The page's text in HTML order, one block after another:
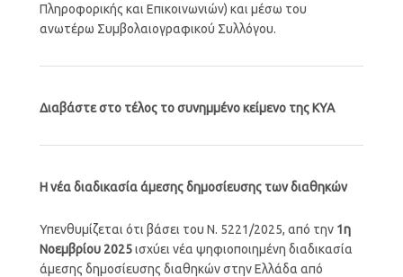
Πληροφορικής και Επικοινωνιών) και μέσω του
ανωτέρω Συμβολαιογραφικού Συλλόγου.
Διαβάστε στο τέλος το συνημμένο κείμενο της ΚΥΑ
Η νέα διαδικασία άμεσης δημοσίευσης των διαθηκών
Υπενθυμίζεται ότι βάσει του Ν. 5221/2025, από την 1η
Νοεμβρίου 2025ισχύει νέα ψηφιοποιημένη διαδικασία
άμεσης δημοσίευσης διαθηκών στην Ελλάδα από